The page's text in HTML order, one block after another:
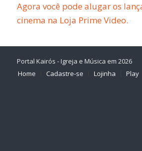
Agora você pode alugar os
cinema na Loja Prime Video.
Portal Kairós - Igreja e Música em 2026
Home
Cadastre-se Lojinha Play